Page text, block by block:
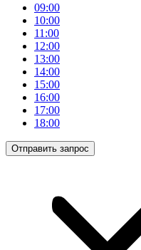
09:00
10:00
11:00
12:00
13:00
14:00
15:00
16:00
17:00
18:00
Отправить запрос